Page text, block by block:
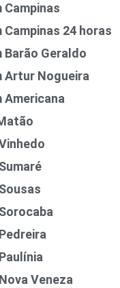
24 horas
Geraldo
Artur Nogueira
Americana
Veneza